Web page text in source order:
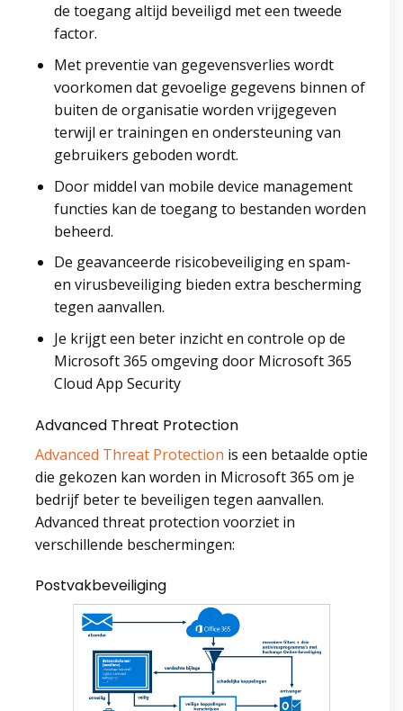
de toegang altijd beveiligd met een tweede
factor.
Met preventie van gegevensverlies wordt
voorkomen dat gevoelige gegevens binnen of
buiten de organisatie worden vrijgegeven
terwijl er trainingen en ondersteuning van
gebruikers geboden wordt.
Door middel van mobile device management
functies kan de toegang to bestanden worden
beheerd.
De geavanceerde risicobeveiliging en spam-
en virusbeveiliging bieden extra bescherming
tegen aanvallen.
Je krijgt een beter inzicht en controle op de
Microsoft 365 omgeving door Microsoft 365
Cloud App Security
Advanced Threat Protection
Advanced Threat Protection is een betaalde optie
die gekozen kan worden in Microsoft 365 om je
bedrijf beter te beveiligen tegen aanvallen.
Advanced threat protection voorziet in
verschillende beschermingen:
Postvakbeveiliging